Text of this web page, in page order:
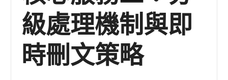
級處理機制與即
時刪文策略